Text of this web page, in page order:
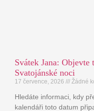
Svátek Jana:
Svatojánské noci
17 července, 2026 Žádné
Hledáte informaci, kdy
kalendáři toto datum